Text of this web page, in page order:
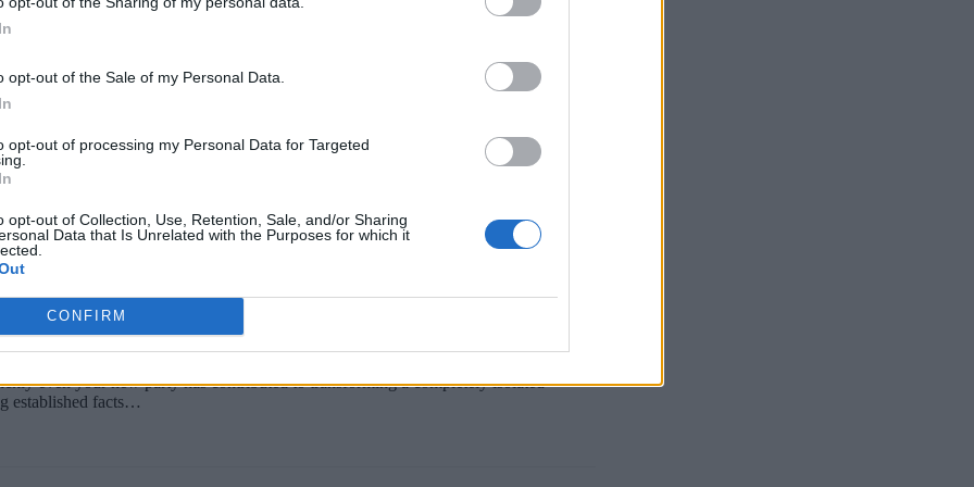
opt-out of the Sale of my Personal Data.
opt-out of processing my Personal Data for Targeted
opt-out of Collection, Use, Retention, Sale, and/or Sharing
Data that Is Unrelated with the Purposes for which it
CONFIRM
απεριόριστα. Απολαμβάνει δικαιώματα και προστασίες που δεν είναι ούτε
πολίτες και εργάζομαι καθημερινά για την ενίσχυσή τους, χάρη και στη στενή
καλύτερα από γεγονότα και όχι από υποθέσεις, και από σεβασμό στο
εικασίες.
νέο σας κόμμα θα καταδείξει ότι τα νέα πολιτικά κινήματα δεν χρειάζεται να
του πειρασμού να συσπειρώσουν τους οπαδούς τους γύρω από τη
θεσμούς τους.
και περισσότερη εμπιστοσύνη στα γεγονότα, τους θεσμούς και τις σχέσεις
even your new party has contributed to transforming a completely isolated
established facts…